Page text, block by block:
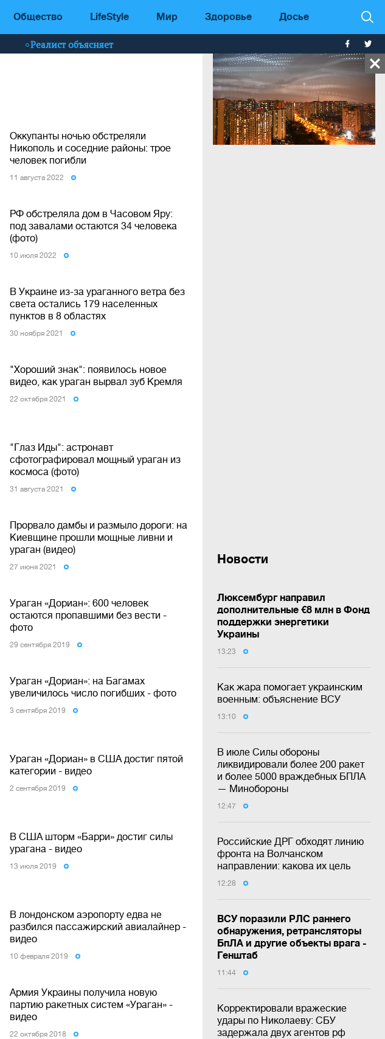
Общество LifeStyle Мир Здоровье Досье
Реалист объясняет
Новости
Люксембург направил
дополнительные €8 млн в Фонд
поддержки энергетики
Украины
13:23
Как жара помогает украинским
военным: объяснение ВСУ
13:10
В июле Силы обороны
ликвидировали более 200 ракет
и более 5000 враждебных БПЛА
— Минобороны
12:47
Российские ДРГ обходят линию
фронта на Волчанском
направлении: какова их цель
12:28
ВСУ поразили РЛС раннего
обнаружения, ретрансляторы
БпЛА и другие объекты врага -
Генштаб
11:44
Корректировали вражеские
удары по Николаеву: СБУ
задержала двух агентов рф
Оккупанты ночью обстреляли
Никополь и соседние районы: трое
человек погибли
11 августа 2022
РФ обстреляла дом в Часовом Яру:
под завалами остаются 34 человека
(фото)
10 июля 2022
В Украине из-за ураганного ветра без
света остались 179 населенных
пунктов в 8 областях
30 ноября 2021
"Хороший знак": появилось новое
видео, как ураган вырвал зуб Кремля
22 октября 2021
"Глаз Иды": астронавт
сфотографировал мощный ураган из
космоса (фото)
31 августа 2021
Прорвало дамбы и размыло дороги: на
Киевщине прошли мощные ливни и
ураган (видео)
27 июня 2021
Ураган «Дориан»: 600 человек
остаются пропавшими без вести -
фото
29 сентября 2019
Ураган «Дориан»: на Багамах
увеличилось число погибших - фото
3 сентября 2019
Ураган «Дориан» в США достиг пятой
категории - видео
2 сентября 2019
В США шторм «Барри» достиг силы
урагана - видео
13 июля 2019
В лондонском аэропорту едва не
разбился пассажирский авиалайнер -
видео
10 февраля 2019
Армия Украины получила новую
партию ракетных систем «Ураган» -
видео
22 октября 2018